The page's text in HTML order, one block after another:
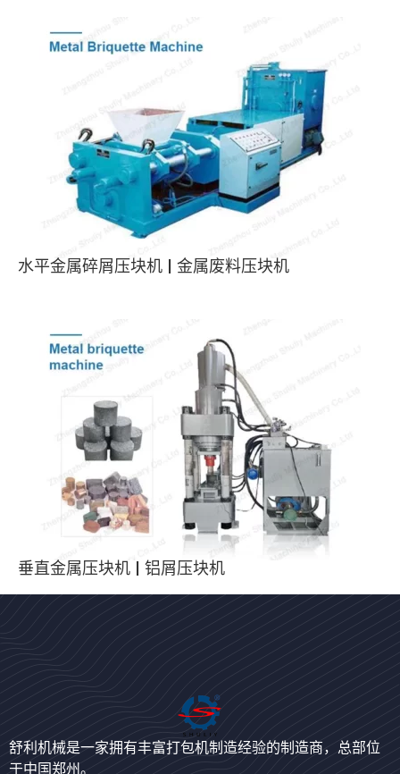
水平金属碎屑压块机 | 金属废料压块机
垂直金属压块机 | 铝屑压块机
舒利机械是一家拥有丰富打包机制造经验的制造商，总部位
于中国郑州。
Japanese